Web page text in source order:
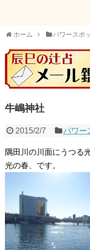
ホーム パワースポ
牛嶋神社
2015/2/7 パワー
隅田川の川面にうつる光
光の春、です。